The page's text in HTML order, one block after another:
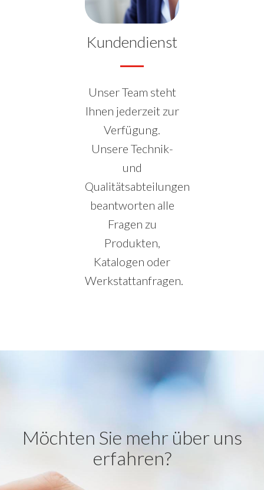
Kundendienst
Unser Team steht
Ihnen jederzeit zur
Verfügung.
Unsere Technik-
und
Qualitätsabteilungen
beantworten alle
Fragen zu
Produkten,
Katalogen oder
Werkstattanfragen.
Möchten Sie mehr über uns
erfahren?